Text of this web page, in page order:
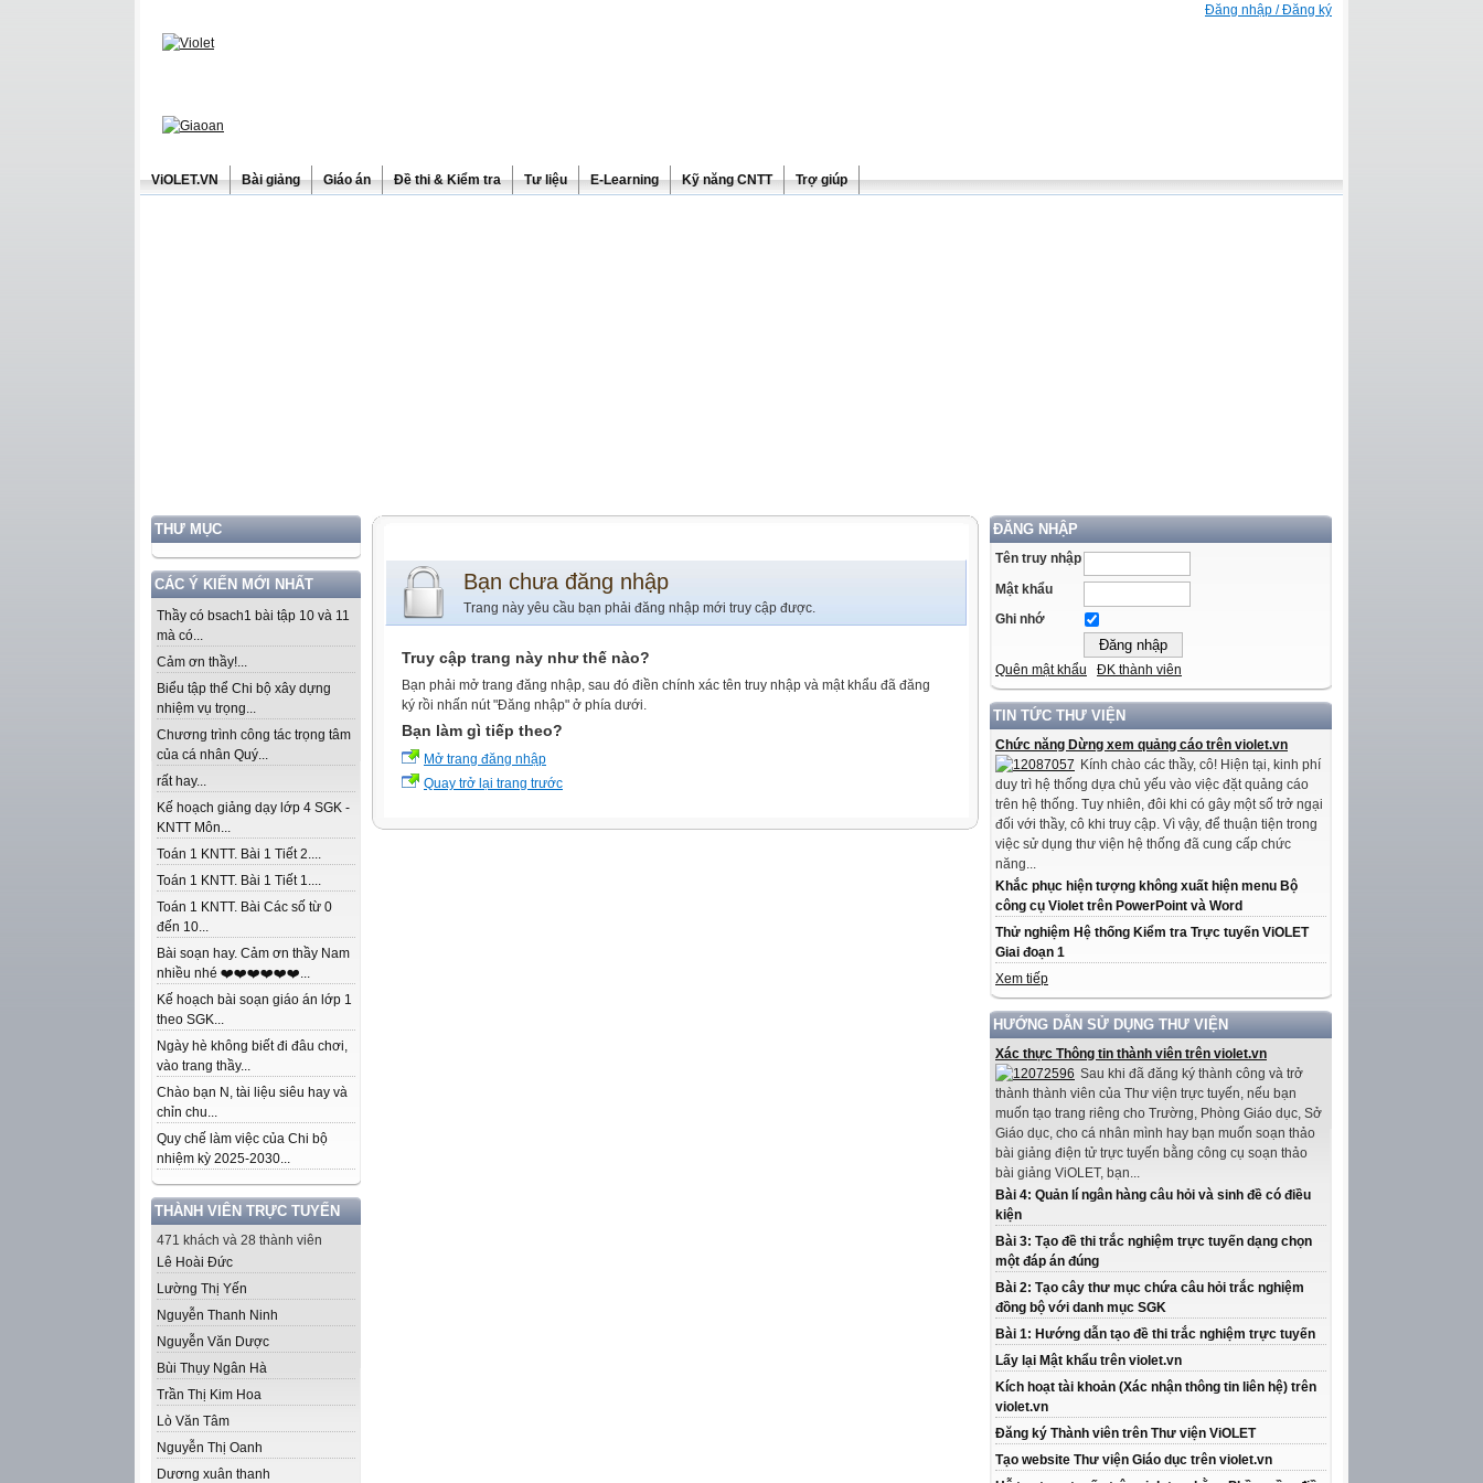
Đăng nhập / Đăng ký
ViOLET.VN Bài giảng Giáo án Đề thi & Kiểm tra Tư liệu E-Learning Kỹ năng CNTT Trợ giúp
THƯ MỤC
CÁC Ý KIẾN MỚI NHẤT
Thầy có bsach1 bài tập 10 và 11
mà có...
Cảm ơn thầy!...
Biểu tập thể Chi bộ xây dựng
nhiệm vụ trọng...
Chương trình công tác trọng tâm
của cá nhân Quý...
rất hay...
Kế hoạch giảng dạy lớp 4 SGK -
KNTT Môn...
Toán 1 KNTT. Bài 1 Tiết 2....
Toán 1 KNTT. Bài 1 Tiết 1....
Toán 1 KNTT. Bài Các số từ 0
đến 10...
Bài soạn hay. Cảm ơn thầy Nam
nhiều nhé ❤️❤️❤️❤️❤️❤️...
Kế hoạch bài soạn giáo án lớp 1
theo SGK...
Ngày hè không biết đi đâu chơi,
vào trang thầy...
Chào bạn N, tài liệu siêu hay và
chỉn chu...
Quy chế làm việc của Chi bộ
nhiệm kỳ 2025-2030...
THÀNH VIÊN TRỰC TUYẾN
471 khách và 28 thành viên
Lê Hoài Đức
Lường Thị Yến
Nguyễn Thanh Ninh
Nguyễn Văn Dược
Bùi Thụy Ngân Hà
Trần Thị Kim Hoa
Lò Văn Tâm
Nguyễn Thị Oanh
Dương xuân thanh
ĐĂNG NHẬP
Tên truy nhập
Mật khẩu
Ghi nhớ
Quên mật khẩu ĐK thành viên
TIN TỨC THƯ VIỆN
Chức năng Dừng xem quảng cáo trên violet.vn
Kính chào các thầy, cô! Hiện tại, kinh phí
duy trì hệ thống dựa chủ yếu vào việc đặt quảng cáo
trên hệ thống. Tuy nhiên, đôi khi có gây một số trở ngại
đối với thầy, cô khi truy cập. Vì vậy, để thuận tiện trong
việc sử dụng thư viện hệ thống đã cung cấp chức
năng...
Khắc phục hiện tượng không xuất hiện menu Bộ
công cụ Violet trên PowerPoint và Word
Thử nghiệm Hệ thống Kiểm tra Trực tuyến ViOLET
Giai đoạn 1
Xem tiếp
HƯỚNG DẪN SỬ DỤNG THƯ VIỆN
Xác thực Thông tin thành viên trên violet.vn
Sau khi đã đăng ký thành công và trở
thành thành viên của Thư viện trực tuyến, nếu bạn
muốn tạo trang riêng cho Trường, Phòng Giáo dục, Sở
Giáo dục, cho cá nhân mình hay bạn muốn soạn thảo
bài giảng điện tử trực tuyến bằng công cụ soạn thảo
bài giảng ViOLET, bạn...
Bài 4: Quản lí ngân hàng câu hỏi và sinh đề có điều
kiện
Bài 3: Tạo đề thi trắc nghiệm trực tuyến dạng chọn
một đáp án đúng
Bài 2: Tạo cây thư mục chứa câu hỏi trắc nghiệm
đồng bộ với danh mục SGK
Bài 1: Hướng dẫn tạo đề thi trắc nghiệm trực tuyến
Lấy lại Mật khẩu trên violet.vn
Kích hoạt tài khoản (Xác nhận thông tin liên hệ) trên
violet.vn
Đăng ký Thành viên trên Thư viện ViOLET
Tạo website Thư viện Giáo dục trên violet.vn
Bạn chưa đăng nhập
Trang này yêu cầu bạn phải đăng nhập mới truy cập được.
Truy cập trang này như thế nào?
Bạn phải mở trang đăng nhập, sau đó điền chính xác tên truy nhập và mật khẩu đã đăng
ký rồi nhấn nút "Đăng nhập" ở phía dưới.
Bạn làm gì tiếp theo?
Mở trang đăng nhập
Quay trở lại trang trước